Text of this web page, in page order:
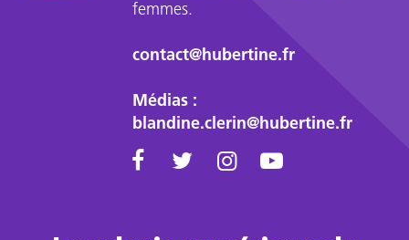
femmes.
contact@hubertine.fr
Médias :
blandine.clerin@hubertine.fr